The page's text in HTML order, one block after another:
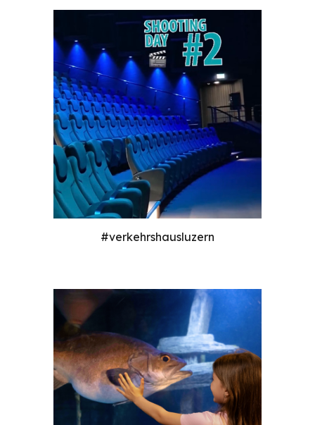
#verkehrshausluzern